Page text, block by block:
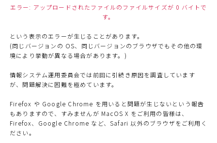
エラー: アップロードされたファイルのファイルサイズが 0 バイトで
す。
という表示のエラーが生じることがあります。
(同じバージョンの OS、同じバージョンのブラウザでもその他の環
境により挙動が異なる場合があります。)
情報システム運用委員会では前回に引続き原因を調査しています
が、問題解決に困難を極めています。
Firefox や Google Chrome を用いると問題が生じないという報告
もありますので、すみませんが MacOS X をご利用の皆様は、
Firefox、Google Chrome など、Safari 以外のブラウザをご利用く
ださい。